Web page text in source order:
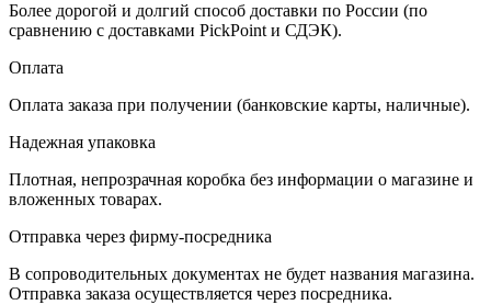
Более дорогой и долгий способ доставки по России (по
сравнению с доставками PickPoint и СДЭК).
Оплата
Оплата заказа при получении (банковские карты, наличные).
Надежная упаковка
Плотная, непрозрачная коробка без информации о магазине и
вложенных товарах.
Отправка через фирму-посредника
В сопроводительных документах не будет названия магазина.
Отправка заказа осуществляется через посредника.